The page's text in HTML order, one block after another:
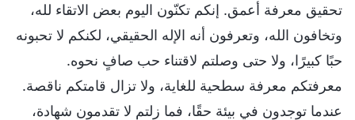
تحقيق معرفة أعمق. إنكم تكنّون اليوم بعض الاتقاء لله،
وتخافون الله، وتعرفون أنه الإله الحقيقي، لكنكم لا تحبونه
حبًا كبيرًا، ولا حتى وصلتم لاقتناء حب صافٍ نحوه.
معرفتكم معرفة سطحية للغاية، ولا تزال قامتكم ناقصة.
عندما توجدون في بيئة حقًا، فما زلتم لا تقدمون شهادة،